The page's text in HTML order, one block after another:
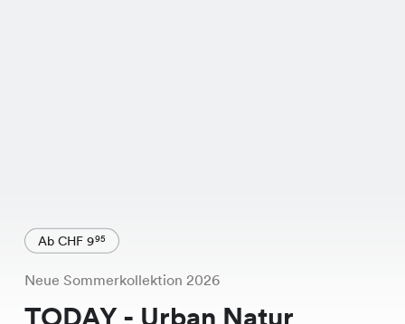
Ab CHF 995
Neue Sommerkollektion 2026
TODAY - Urban Natur